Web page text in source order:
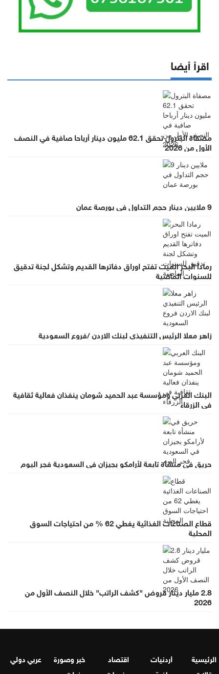
اقرأ أيضا
مصفاة البترول تحقق 62.1 مليون دينار أرباحا صافية في النصف
الأول من 2026
9 ملايين دينار حجم التداول في بورصة عمان
رمادا البحر الميت تفتح اوراق دفاترها القديم وتشكل لجنة تدقيق
للسنوات الماضية
زاهر معلا الرئيس التنفيذي لبنك الاردن /فروع السعودية
البنك العربي ومؤسسة عبد الحميد شومان ينفذان فعالية ثقافية
في الزرقاء
حريق في منشأة تابعة لأرامكو بجيزان في السعودية فجر اليوم
قطاع الصناعات الغذائية يغطي 62 % من احتياجات السوق
المحلية
2.8 مليار دينار قروض "كشف الراتب" خلال النصف الأول من
2026
الرئيسية أردنيات اقتصاد خبر وصورة
عربي دولي